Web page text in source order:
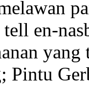
en-
Pintu